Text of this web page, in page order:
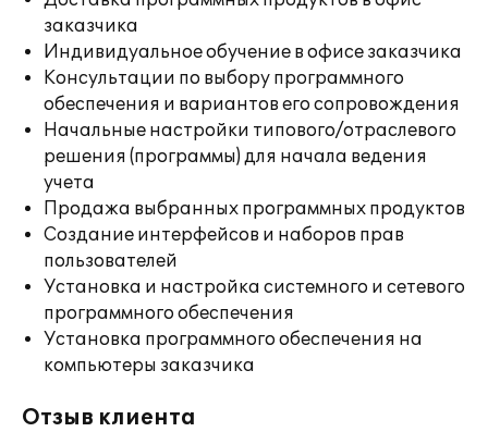
заказчика
Индивидуальное обучение в офисе заказчика
Консультации по выбору программного
обеспечения и вариантов его сопровождения
Начальные настройки типового/отраслевого
решения (программы) для начала ведения
учета
Продажа выбранных программных продуктов
Создание интерфейсов и наборов прав
пользователей
Установка и настройка системного и сетевого
программного обеспечения
Установка программного обеспечения на
компьютеры заказчика
Отзыв клиента